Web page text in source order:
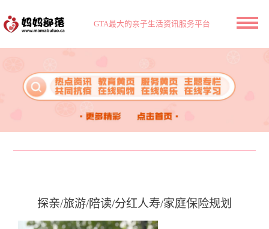
GTA最大的亲子生活资讯服务平台
探亲/旅游/陪读/分红人寿/家庭保险规划